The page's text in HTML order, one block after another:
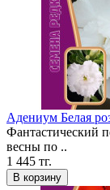
Адениум Белая
Фантастический
весны по ..
1 445 тг.
В корзину